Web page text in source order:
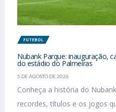
FUTEBOL
Nubank Parque: inauguração,
do estádio do Palmeiras
5 DE AGOSTO DE 2026
Conheça a história do
recordes, títulos e os jogos